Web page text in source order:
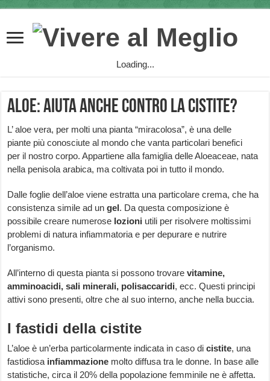
Loading...
Aloe: aiuta anche contro la cistite?
L’ aloe vera, per molti una pianta “miracolosa”, è una delle
piante più conosciute al mondo che vanta particolari benefici
per il nostro corpo. Appartiene alla famiglia delle Aloeaceae, nata
nella penisola arabica, ma coltivata poi in tutto il mondo.
Dalle foglie dell’aloe viene estratta una particolare crema, che ha
consistenza simile ad ungel. Da questa composizione è
possibile creare numerose lozioni utili per risolvere moltissimi
problemi di natura infiammatoria e per depurare e nutrire
l’organismo.
All’interno di questa pianta si possono trovarevitamine,
amminoacidi, sali minerali, polisaccaridi, ecc. Questi principi
attivi sono presenti, oltre che al suo interno, anche nella buccia.
I fastidi della cistite
L’aloe è un’erba particolarmente indicata in caso dicistite, una
fastidiosa infiammazione molto diffusa tra le donne. In base alle
statistiche, circa il 20% della popolazione femminile ne è affetta.